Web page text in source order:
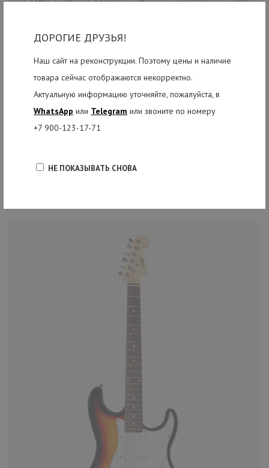
ДОРОГИЕ ДРУЗЬЯ!
Наш сайт на реконструкции. Поэтому цены и наличие
товара сейчас отображаются некорректно.
Актуальную информацию уточняйте, пожалуйста, в
WhatsApp или Telegram или звоните по номеру
+7 900-123-17-71
НЕ ПОКАЗЫВАТЬ СНОВА
путешествий!
Перед отправкой наш опытный мастер подготовит инструмент для
вас: проверит высоту струн для исключения дребезга и
отрегулирует укулеле в стандартный строй AECG.